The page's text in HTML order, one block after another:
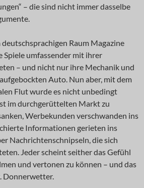
– die sind nicht immer dasselbe
Raum Magazine
Spiele umfassender mit ihrer
– und nicht nur ihre Mechanik und
Auto. Nun aber, mit dem
Flut wurde es nicht unbedingt
im durchgerüttelten Markt zu
Werbekunden verschwanden ins
Informationen gerieten ins
Nachrichtenschnipseln, die sich
Jeder scheint seither das Gefühl
und vertonen zu können – und das
Donnerwetter.